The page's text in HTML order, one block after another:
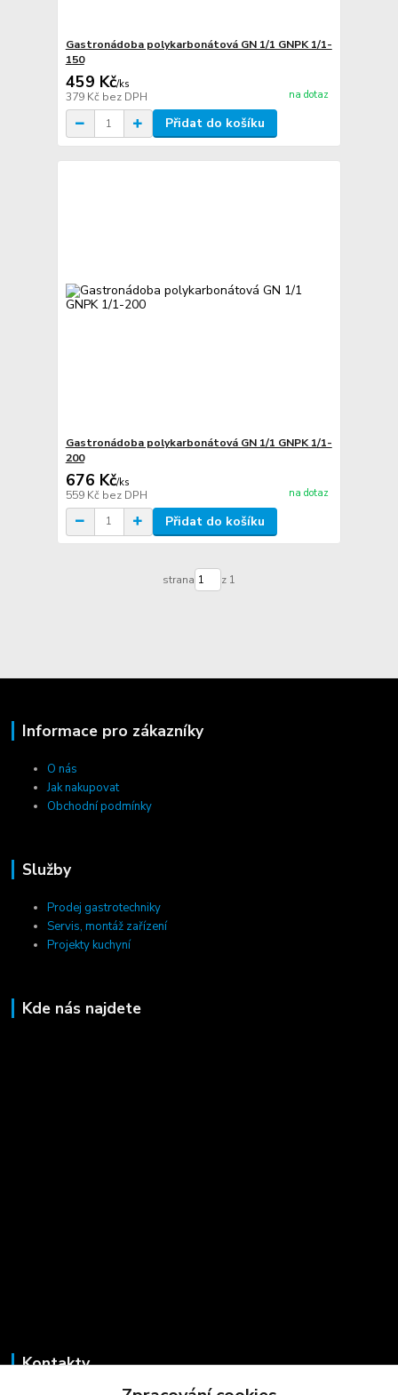
Gastronádoba polykarbonátová GN 1/1 GNPK 1/1-
150
459 Kč/ks
379 Kč bez DPH na dotaz
Přidat do košíku
Gastronádoba polykarbonátová GN 1/1 GNPK 1/1-
200
676 Kč/ks
559 Kč bez DPH na dotaz
Přidat do košíku
strana z 1
Informace pro zákazníky
O nás
Jak nakupovat
Obchodní podmínky
Služby
Prodej gastrotechniky
Servis, montáž zařízení
Projekty kuchyní
Kde nás najdete
Kontakty